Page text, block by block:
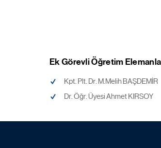
Ek Görevli Öğretim
Kpt. Plt. Dr. M.Melih BAŞDEMİR
Dr. Öğr. Üyesi Ahmet KIRSOY